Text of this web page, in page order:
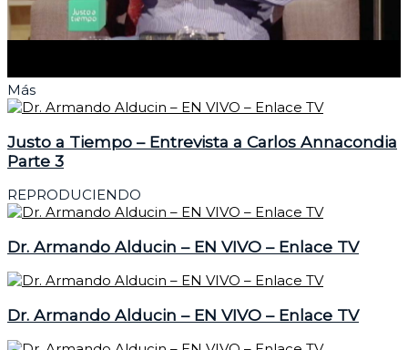
Más
Justo a Tiempo – Entrevista a Carlos Annacondia
Parte 3
REPRODUCIENDO
Dr. Armando Alducin – EN VIVO – Enlace TV
Dr. Armando Alducin – EN VIVO – Enlace TV